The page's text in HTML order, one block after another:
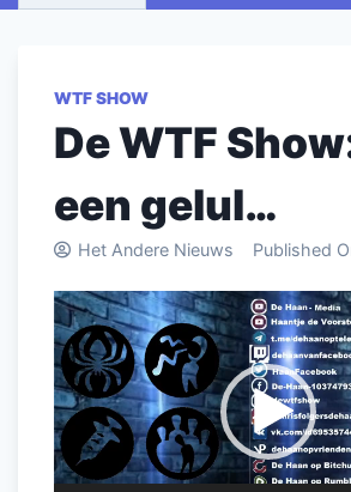
WTF SHOW
De WTF
een gelul…
Het Andere Nieuws Published
Videospeler